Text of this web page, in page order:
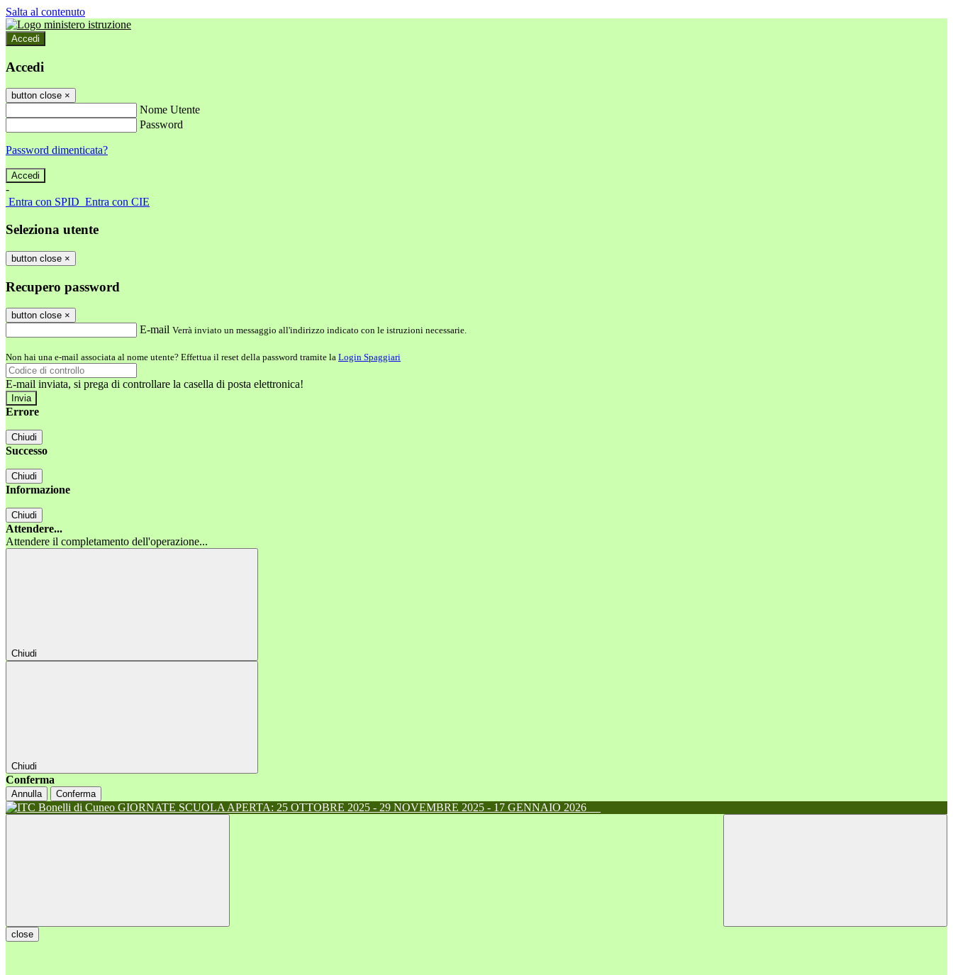
Salta al contenuto
Accedi
Accedi
button close ×
Nome Utente
Password
Password dimenticata?
-
Entra con SPID Entra con CIE
Seleziona utente
button close ×
Recupero password
button close ×
E-mail Verrà inviato un messaggio all'indirizzo indicato con le istruzioni necessarie.
Non hai una e-mail associata al nome utente? Effettua il reset della password tramite la Login Spaggiari
E-mail inviata, si prega di controllare la casella di posta elettronica!
Errore
Chiudi
Successo
Chiudi
Informazione
Chiudi
Attendere...
Attendere il completamento dell'operazione...
Chiudi
Chiudi
Conferma
Annulla Conferma
GIORNATE SCUOLA APERTA: 25 OTTOBRE 2025 - 29 NOVEMBRE 2025 - 17 GENNAIO 2026
close